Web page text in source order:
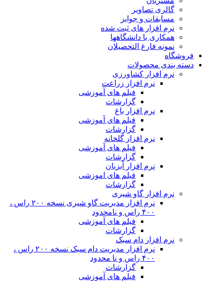
گالری تصاویر
مسابقات و جوایز
نرم افزار های ثبت شده
همکاری با دانشگاهها
نمونه فارغ التحصیلان
فروشگاه
دسته بندی محصولات
نرم افزار کشاورزی
نرم افزار زراعت
فیلم های آموزشی
گزارشات
نرم افزار باغ
فیلم های آموزشی
گزارشات
نرم افزار گلخانه
فیلم های آموزشی
گزارشات
نرم افزار آبزیان
فیلم های اموزشی
گزارشات
نرم افزار گاو شیری
نرم افزار مدیریت گاو شیری نسخه ۲۰۰ راس ،
۴۰۰ راس و نامحدود
فیلم های آموزشی
گزارشات
نرم افزار دام سبک
نرم افزار مدیریت دام سبک نسخه ۲۰۰ راس ،
۴۰۰ راس و نا محدود
گزارشات
فیلم های آموزشی